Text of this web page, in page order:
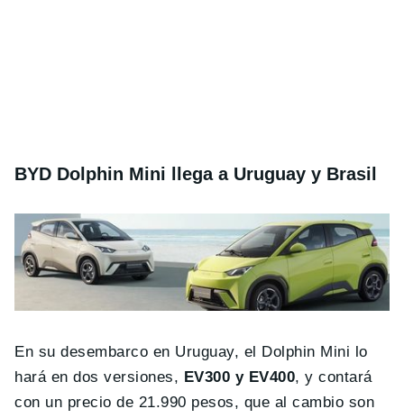
BYD Dolphin Mini llega a Uruguay y Brasil
En su desembarco en Uruguay, el Dolphin Mini lo
hará en dos versiones, EV300 y EV400, y contará
con un precio de 21.990 pesos, que al cambio son